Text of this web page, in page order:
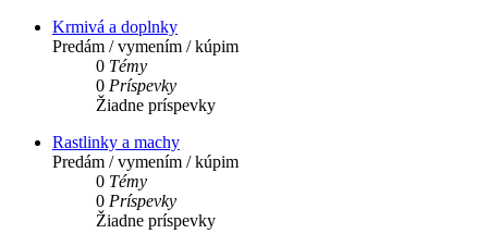
Krmivá a doplnky
Predám / vymením / kúpim
0 Témy
0 Príspevky
Žiadne príspevky
Rastlinky a machy
Predám / vymením / kúpim
0 Témy
0 Príspevky
Žiadne príspevky